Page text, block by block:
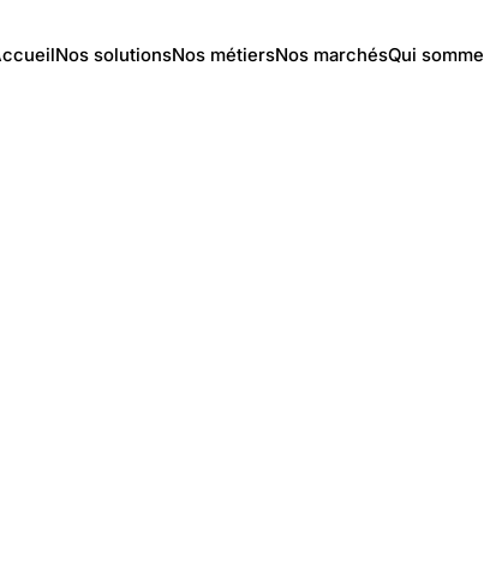
Nos solutionsNos métiersNos marchésQui